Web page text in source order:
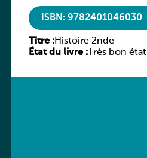
ISBN: 9782401046030
Titre :Histoire 2nde
État du livre :Très bon état